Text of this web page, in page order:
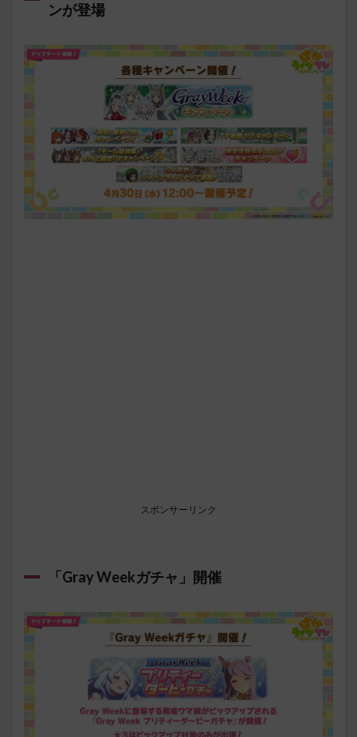
ンが登場
スポンサーリンク
「Gray Weekガチャ」開催